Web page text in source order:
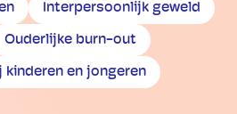
Interpersoonlijk geweld
Ouderlijke burn-out
en jongeren